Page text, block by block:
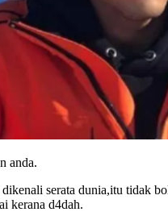
anda.
serata dunia,itu tidak
kerana d4dah.